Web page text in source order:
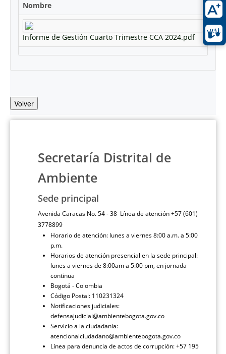
Nombre
Informe de Gestión Cuarto Trimestre CCA 2024.pdf
Volver
Secretaría Distrital de
Ambiente
Sede principal
Avenida Caracas No. 54 - 38 Línea de atención +57 (601)
3778899
Horario de atención: lunes a viernes 8:00 a.m. a 5:00
p.m.
Horarios de atención presencial en la sede principal:
lunes a viernes de 8:00am a 5:00 pm, en jornada
continua
Bogotá - Colombia
Código Postal: 110231324
Notificaciones judiciales:
defensajudicial@ambientebogota.gov.co
Servicio a la ciudadanía:
atencionalciudadano@ambientebogota.gov.co
Línea para denuncia de actos de corrupción: +57 195